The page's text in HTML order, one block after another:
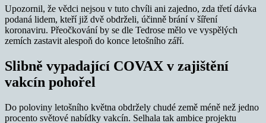
Upozornil, že vědci nejsou v tuto chvíli ani zajedno, zda třetí dávka
podaná lidem, kteří již dvě obdrželi, účinně brání v šíření
koronaviru. Přeočkování by se dle Tedrose mělo ve vyspělých
zemích zastavit alespoň do konce letošního září.
Slibně vypadající COVAX v zajištění
vakcín pohořel
Do poloviny letošního května obdržely chudé země méně než jedno
procento světové nabídky vakcín. Selhala tak ambice projektu